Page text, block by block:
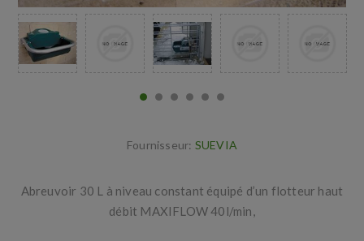
Fournisseur: SUEVIA
Abreuvoir 30 L à niveau constant équipé d’un flotteur haut
débit MAXIFLOW 40l/min,